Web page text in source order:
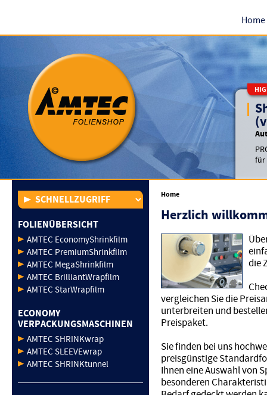
Home
für
FOLIENÜBERSICHT
AMTEC EconomyShrinkfilm
AMTEC PremiumShrinkfilm
AMTEC MegaShrinkfilm
AMTEC BrilliantWrapfilm
AMTEC StarWrapfilm
ECONOMY
VERPACKUNGSMASCHINEN
AMTEC SHRINKwrap
AMTEC SLEEVEwrap
AMTEC SHRINKtunnel
Home
Herzlich
die
vergleichen Sie die
unterbreiten und
Preispaket.
Sie finden bei uns
preisgünstige
Ihnen eine Auswahl von
besonderen